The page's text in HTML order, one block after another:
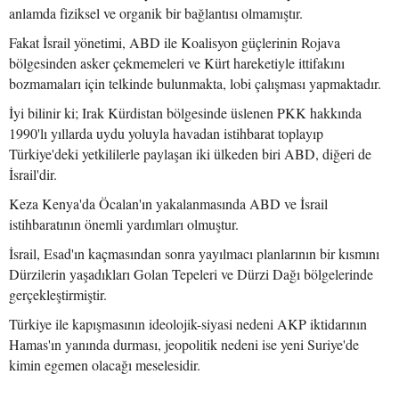
anlamda fiziksel ve organik bir bağlantısı olmamıştır.
Fakat İsrail yönetimi, ABD ile Koalisyon güçlerinin Rojava
bölgesinden asker çekmemeleri ve Kürt hareketiyle ittifakını
bozmamaları için telkinde bulunmakta, lobi çalışması yapmaktadır.
İyi bilinir ki; Irak Kürdistan bölgesinde üslenen PKK hakkında
1990'lı yıllarda uydu yoluyla havadan istihbarat toplayıp
Türkiye'deki yetkililerle paylaşan iki ülkeden biri ABD, diğeri de
İsrail'dir.
Keza Kenya'da Öcalan'ın yakalanmasında ABD ve İsrail
istihbaratının önemli yardımları olmuştur.
İsrail, Esad'ın kaçmasından sonra yayılmacı planlarının bir kısmını
Dürzilerin yaşadıkları Golan Tepeleri ve Dürzi Dağı bölgelerinde
gerçekleştirmiştir.
Türkiye ile kapışmasının ideolojik-siyasi nedeni AKP iktidarının
Hamas'ın yanında durması, jeopolitik nedeni ise yeni Suriye'de
kimin egemen olacağı meselesidir.